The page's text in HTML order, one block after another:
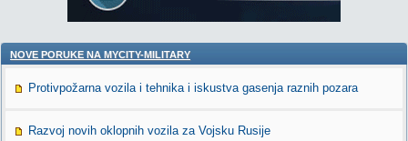
NOVE PORUKE NA MYCITY-MILITARY
Protivpožarna vozila i tehnika i iskustva gasenja raznih pozara
Razvoj novih oklopnih vozila za Vojsku Rusije